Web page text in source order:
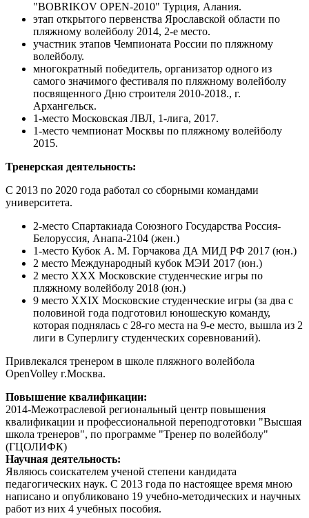
"BOBRIKOV OPEN-2010" Турция, Алания.
этап открытого первенства Ярославской области по
пляжному волейболу 2014, 2-е место.
участник этапов Чемпионата России по пляжному
волейболу.
многократный победитель, организатор одного из
самого значимого фестиваля по пляжному волейболу
посвященного Дню строителя 2010-2018., г.
Архангельск.
1-место Московская ЛВЛ, 1-лига, 2017.
1-место чемпионат Москвы по пляжному волейболу
2015.
Тренерская деятельность:
С 2013 по 2020 года работал со сборными командами
университета.
2-место Спартакиада Союзного Государства Россия-
Белоруссия, Анапа-2104 (жен.)
1-место Кубок А. М. Горчакова ДА МИД РФ 2017 (юн.)
2 место Международный кубок МЭИ 2017 (юн.)
2 место XXX Московские студенческие игры по
пляжному волейболу 2018 (юн.)
9 место XXIX Московские студенческие игры (за два с
половиной года подготовил юношескую команду,
которая поднялась с 28-го места на 9-е место, вышла из 2
лиги в Суперлигу студенческих соревнований).
Привлекался тренером в школе пляжного волейбола
OpenVolley г.Москва.
Повышение квалификации:
2014-Межотраслевой региональный центр повышения
квалификации и профессиональной переподготовки "Высшая
школа тренеров", по программе "Тренер по волейболу"
(ГЦОЛИФК)
Научная деятельность:
Являюсь соискателем ученой степени кандидата
педагогических наук. С 2013 года по настоящее время мною
написано и опубликовано 19 учебно-методических и научных
работ из них 4 учебных пособия.